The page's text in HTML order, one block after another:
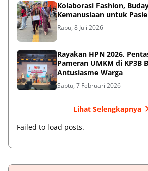
Kolaborasi Fashion,
Kemanusiaan untuk
Rabu, 8 Juli 2026
Rayakan HPN 2026,
Pameran UMKM di KP3B
Antusiasme Warga
Sabtu, 7 Februari 2026
Lihat Selengkapnya
Failed to load posts.